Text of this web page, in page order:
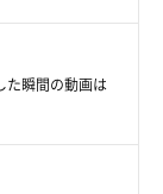
た瞬間の動画は